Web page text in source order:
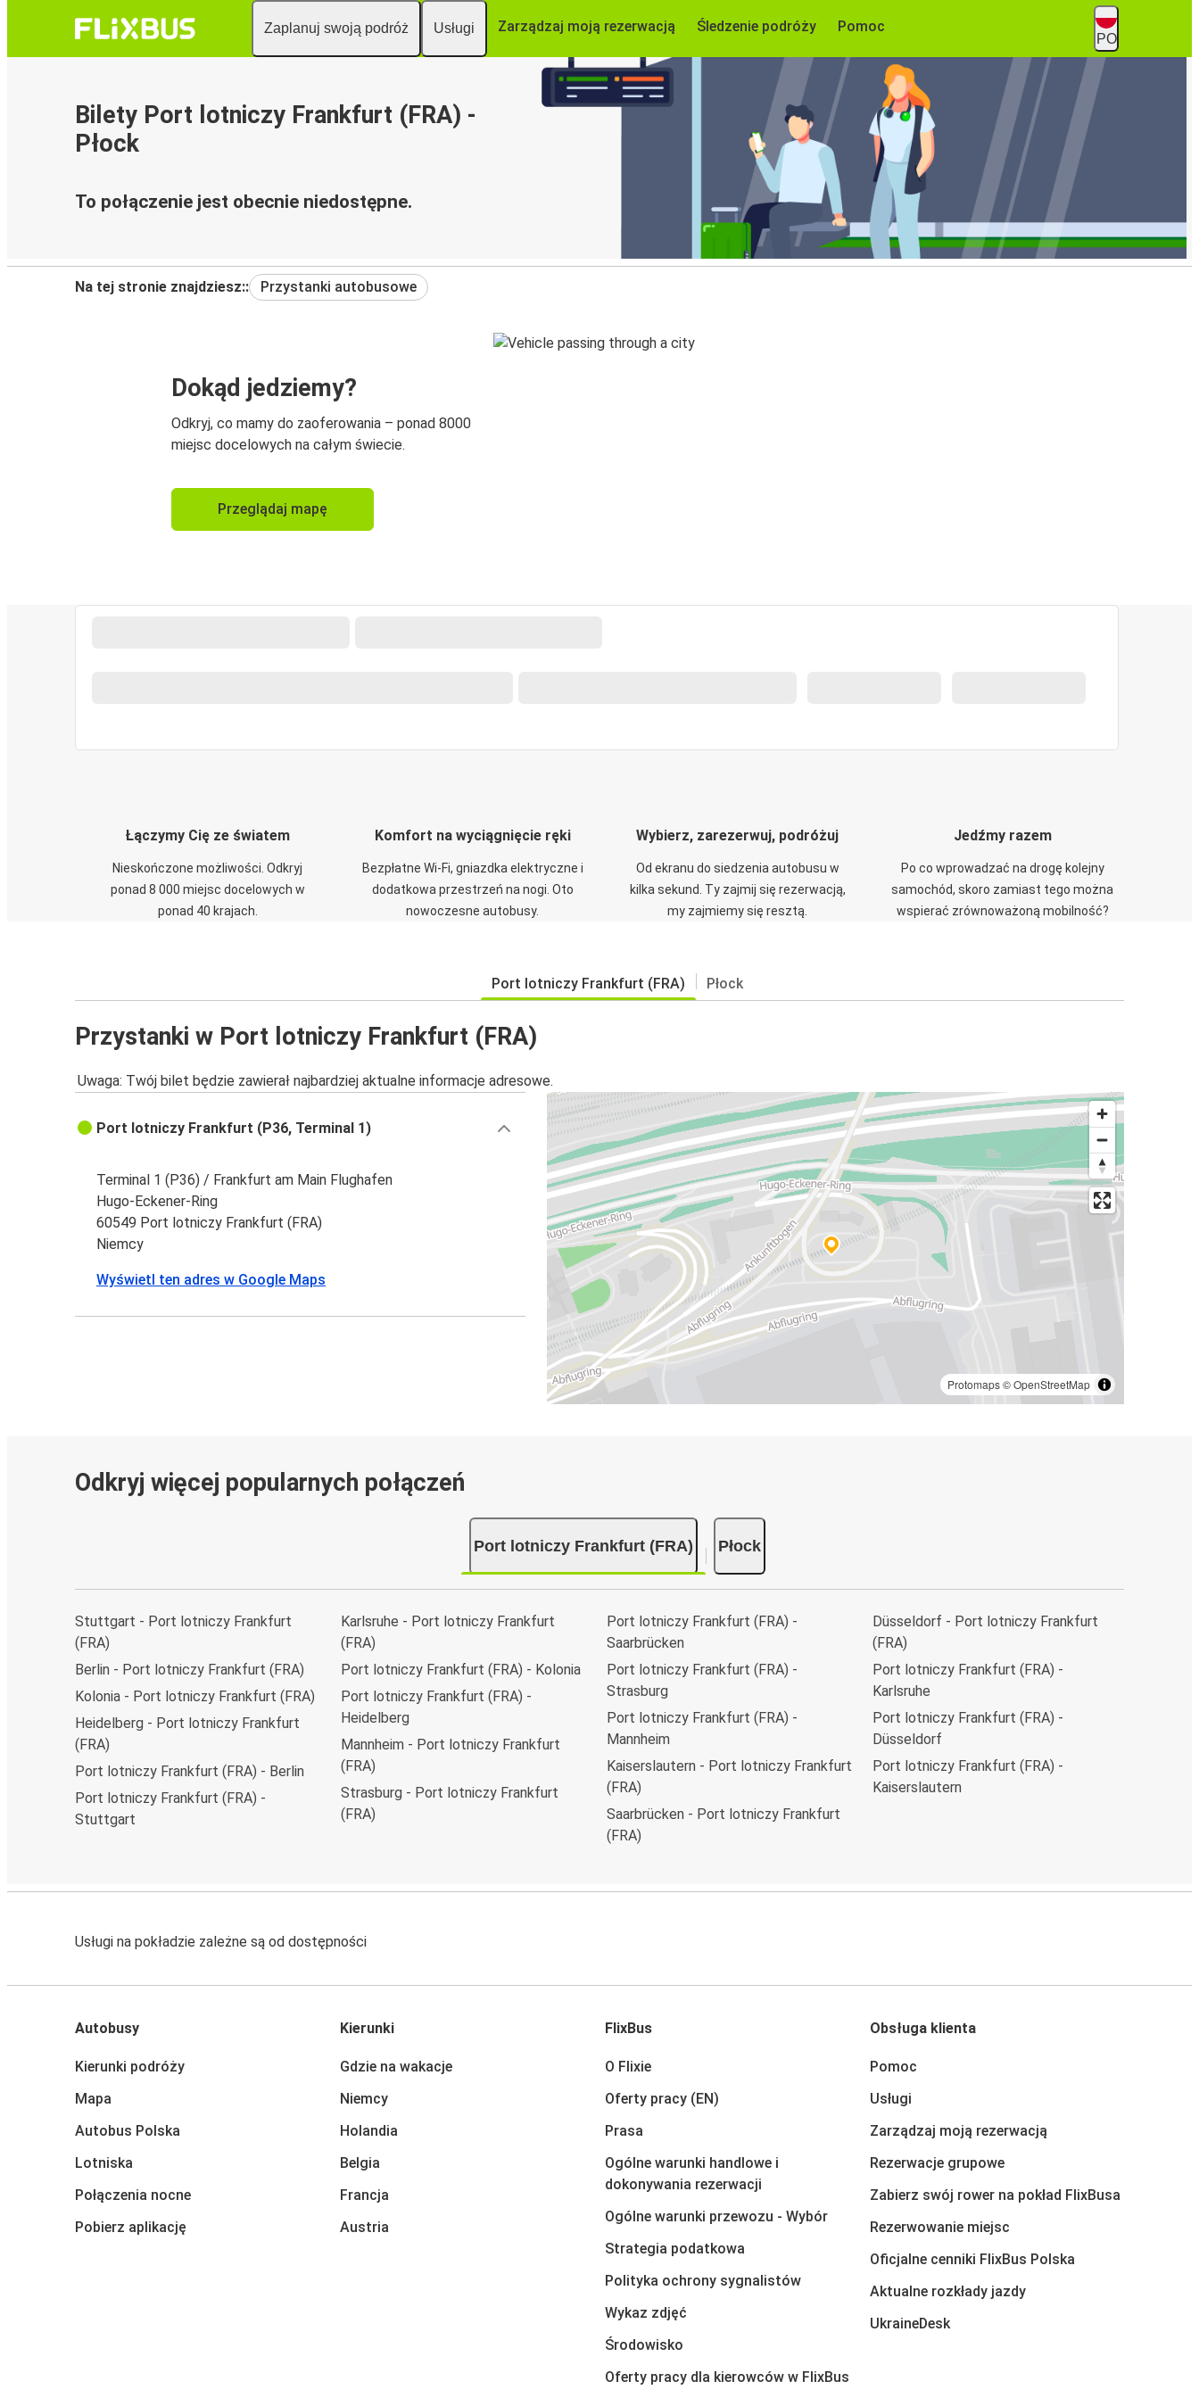
Zaplanuj swoją podróż Usługi Zarządzaj moją rezerwacją Śledzenie podróży Pomoc
PO
Bilety Port lotniczy Frankfurt (FRA) -
Płock
To połączenie jest obecnie niedostępne.
Na tej stronie znajdziesz:: Przystanki autobusowe
Dokąd jedziemy?
Odkryj, co mamy do zaoferowania – ponad 8000
miejsc docelowych na całym świecie.
Przeglądaj mapę
Łączymy Cię ze światem
Nieskończone możliwości. Odkryj
ponad 8 000 miejsc docelowych w
ponad 40 krajach.
Komfort na wyciągnięcie ręki
Bezpłatne Wi-Fi, gniazdka elektryczne i
dodatkowa przestrzeń na nogi. Oto
nowoczesne autobusy.
Wybierz, zarezerwuj, podróżuj
Od ekranu do siedzenia autobusu w
kilka sekund. Ty zajmij się rezerwacją,
my zajmiemy się resztą.
Jedźmy razem
Po co wprowadzać na drogę kolejny
samochód, skoro zamiast tego można
wspierać zrównoważoną mobilność?
Port lotniczy Frankfurt (FRA) Płock
Przystanki w Port lotniczy Frankfurt (FRA)
Uwaga: Twój bilet będzie zawierał najbardziej aktualne informacje adresowe.
Protomaps©OpenStreetMap
Port lotniczy Frankfurt (P36, Terminal 1)
Terminal 1 (P36) / Frankfurt am Main Flughafen
Hugo-Eckener-Ring
60549 Port lotniczy Frankfurt (FRA)
Niemcy
Wyświetl ten adres w Google Maps
Odkryj więcej popularnych połączeń
Port lotniczy Frankfurt (FRA) Płock
Stuttgart - Port lotniczy Frankfurt
(FRA)
Berlin - Port lotniczy Frankfurt (FRA)
Kolonia - Port lotniczy Frankfurt (FRA)
Heidelberg - Port lotniczy Frankfurt
(FRA)
Port lotniczy Frankfurt (FRA) - Berlin
Port lotniczy Frankfurt (FRA) -
Stuttgart
Karlsruhe - Port lotniczy Frankfurt
(FRA)
Port lotniczy Frankfurt (FRA) - Kolonia
Port lotniczy Frankfurt (FRA) -
Heidelberg
Mannheim - Port lotniczy Frankfurt
(FRA)
Strasburg - Port lotniczy Frankfurt
(FRA)
Port lotniczy Frankfurt (FRA) -
Saarbrücken
Port lotniczy Frankfurt (FRA) -
Strasburg
Port lotniczy Frankfurt (FRA) -
Mannheim
Kaiserslautern - Port lotniczy Frankfurt
(FRA)
Saarbrücken - Port lotniczy Frankfurt
(FRA)
Düsseldorf - Port lotniczy Frankfurt
(FRA)
Port lotniczy Frankfurt (FRA) -
Karlsruhe
Port lotniczy Frankfurt (FRA) -
Düsseldorf
Port lotniczy Frankfurt (FRA) -
Kaiserslautern
Usługi na pokładzie zależne są od dostępności
Autobusy
Kierunki podróży
Mapa
Autobus Polska
Lotniska
Połączenia nocne
Pobierz aplikację
Kierunki
Gdzie na wakacje
Niemcy
Holandia
Belgia
Francja
Austria
FlixBus
O Flixie
Oferty pracy (EN)
Prasa
Ogólne warunki handlowe i
dokonywania rezerwacji
Ogólne warunki przewozu - Wybór
Strategia podatkowa
Polityka ochrony sygnalistów
Wykaz zdjęć
Środowisko
Oferty pracy dla kierowców w FlixBus
Obsługa klienta
Pomoc
Usługi
Zarządzaj moją rezerwacją
Rezerwacje grupowe
Zabierz swój rower na pokład FlixBusa
Rezerwowanie miejsc
Oficjalne cenniki FlixBus Polska
Aktualne rozkłady jazdy
UkraineDesk